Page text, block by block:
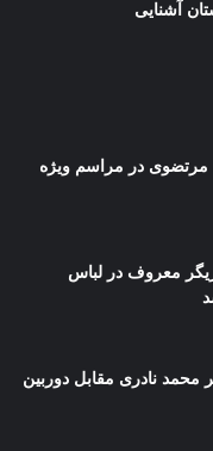
آشنایی
مرتضوی در مراسم ویژه
معروف در لباس
محمد نادری مقابل دوربین